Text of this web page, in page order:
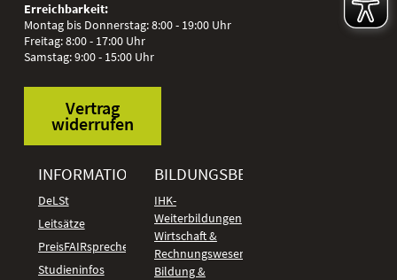
Erreichbarkeit:
Montag bis Donnerstag: 8:00 - 19:00 Uhr
Freitag: 8:00 - 17:00 Uhr
Samstag: 9:00 - 15:00 Uhr
Vertrag
widerrufen
INFORMATIONEN
DeLSt
Leitsätze
PreisFAIRsprechen
Studieninfos
BILDUNGSBEREICHE
IHK-
Weiterbildungen
Wirtschaft &
Rechnungswesen
Bildung &